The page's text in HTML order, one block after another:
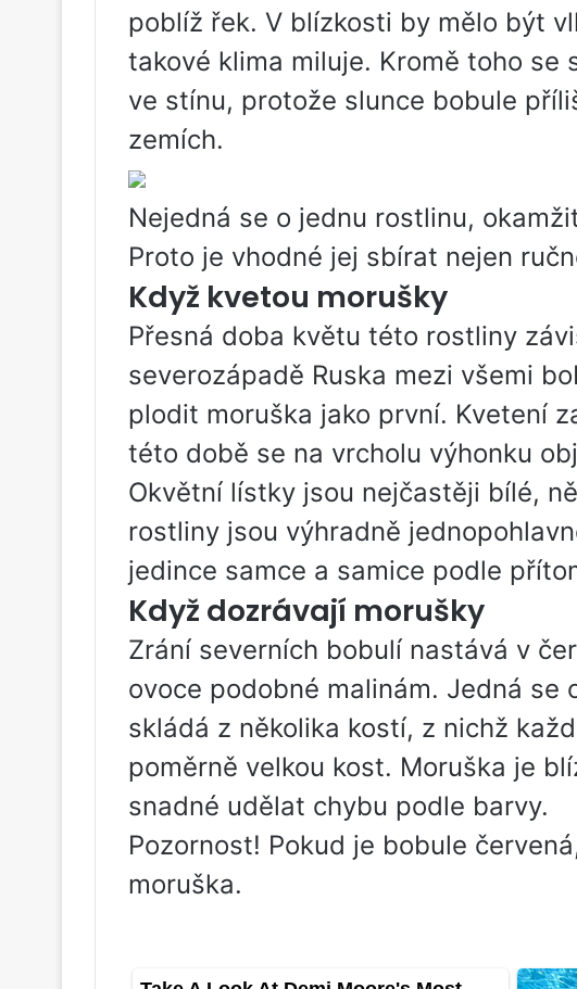
poblíž řek. V blízkosti by mělo být
takové klima miluje. Kromě toho se
ve stínu, protože slunce bobule
zemích.
Nejedná se o jednu rostlinu,
Proto je vhodné jej sbírat nejen
Když kvetou morušky
Přesná doba květu této rostliny
severozápadě Ruska mezi všemi
plodit moruška jako první. Kvetení
této době se na vrcholu výhonku
Okvětní lístky jsou nejčastěji bílé,
rostliny jsou výhradně
jedince samce a samice podle
Když dozrávají morušky
Zrání severních bobulí nastává v
ovoce podobné malinám. Jedná se
skládá z několika kostí, z nichž
poměrně velkou kost. Moruška je
snadné udělat chybu podle barvy.
Pozornost! Pokud je bobule
moruška.